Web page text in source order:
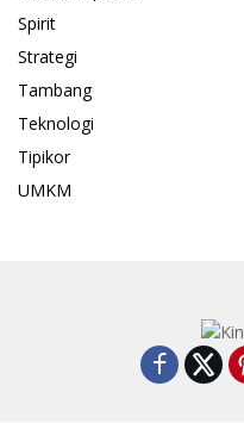
Spirit
Strategi
Tambang
Teknologi
Tipikor
UMKM